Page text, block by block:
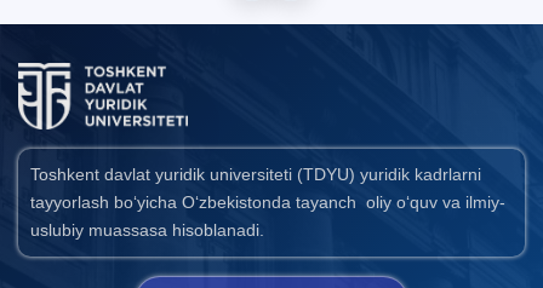
Toshkent davlat yuridik universiteti (TDYU) yuridik kadrlarni
tayyorlash bo‘yicha O‘zbekistonda tayanch oliy o‘quv va ilmiy-
uslubiy muassasa hisoblanadi.